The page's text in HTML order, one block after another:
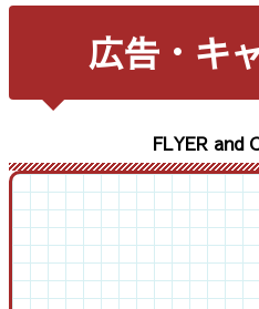
広告・キ
FLYER and